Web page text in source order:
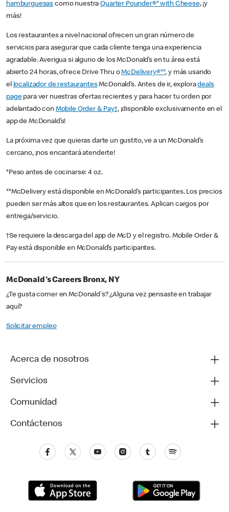
hamburguesas como nuestraQuarter Pounder®* with Cheese, ¡y
más!
Los restaurantes a nivel nacional ofrecen un gran número de
servicios para asegurar que cada cliente tenga una experiencia
agradable. Averigua si alguno de los McDonald’s en tu área está
abierto 24 horas, ofrece Drive Thru oMcDelivery®**, y más usando
el localizador de restaurantesMcDonald’s. Antes de ir, exploradeals
pagepara ver nuestras ofertas recientes y para hacer tu orden por
adelantado con Mobile Order & Pay†, ¡disponible exclusivamente en el
app de McDonald’s!
La próxima vez que quieras darte un gustito, ve a un McDonald’s
cercano, ¡nos encantará atenderte!
*Peso antes de cocinarse: 4 oz.
**McDelivery está disponible en McDonald’s participantes. Los precios
pueden ser más altos que en los restaurantes. Aplican cargos por
entrega/servicio.
†Se requiere la descarga del app de McD y el registro. Mobile Order &
Pay está disponible en McDonald’s participantes.
McDonald's Careers Bronx, NY
¿Te gusta comer en McDonald's? ¿Alguna vez pensaste en trabajar
aquí?
Solicitar empleo
Acerca de nosotros
Servicios
Comunidad
Contáctenos